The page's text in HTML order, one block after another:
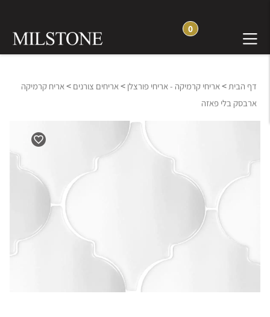
0
דף הבית> אריחי קרמיקה - אריחי פורצלן > אריחים צורנים > אריח קרמיקה
ארבסק בלי פאזה